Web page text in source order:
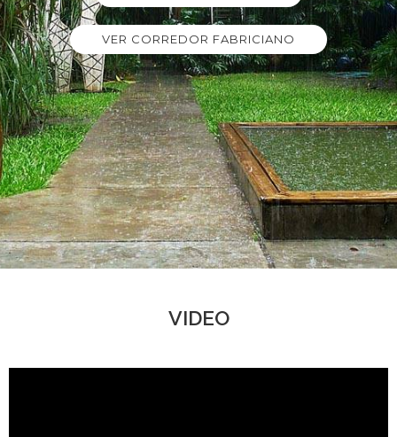
VER CORREDOR FABRICIANO
VIDEO